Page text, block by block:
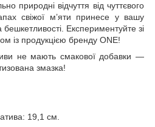
природні відчуття від чуттєвого
свіжої м’яти принесе у вашу
бешкетливості. Експериментуйте зі
із продукцією бренду ONE!
не мають смакової добавки —
змазка!
19,1 см.